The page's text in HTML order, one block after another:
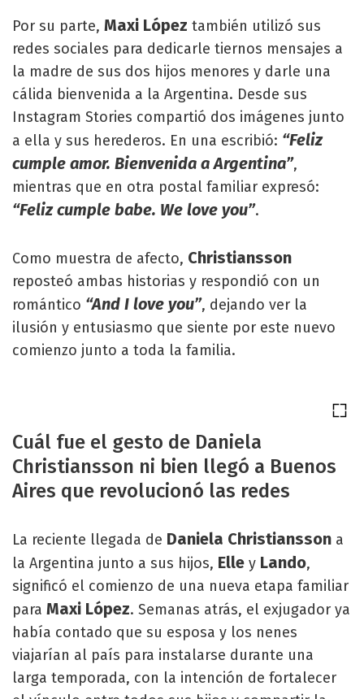
Por su parte, Maxi López también utilizó sus
redes sociales para dedicarle tiernos mensajes a
la madre de sus dos hijos menores y darle una
cálida bienvenida a la Argentina. Desde sus
Instagram Stories compartió dos imágenes junto
a ella y sus herederos. En una escribió: “Feliz
cumple amor. Bienvenida a Argentina”,
mientras que en otra postal familiar expresó:
“Feliz cumple babe. We love you”.
Como muestra de afecto, Christiansson
reposteó ambas historias y respondió con un
romántico “And I love you”, dejando ver la
ilusión y entusiasmo que siente por este nuevo
comienzo junto a toda la familia.
Cuál fue el gesto de Daniela
Christiansson ni bien llegó a Buenos
Aires que revolucionó las redes
La reciente llegada de Daniela Christiansson a
la Argentina junto a sus hijos, Elle y Lando,
significó el comienzo de una nueva etapa familiar
para Maxi López. Semanas atrás, el exjugador ya
había contado que su esposa y los nenes
viajarían al país para instalarse durante una
larga temporada, con la intención de fortalecer